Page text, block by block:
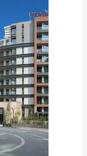
Istanbul